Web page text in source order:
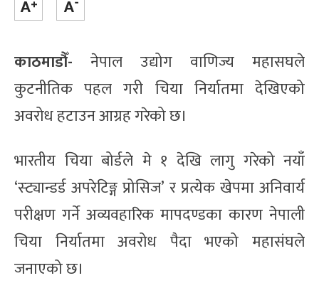
काठमाडौँ- नेपाल उद्योग वाणिज्य महास‌घले
कुटनीतिक पहल गरी चिया निर्यातमा देखिएको
अवरोध हटाउन आग्रह गरेको छ।
भारतीय चिया बोर्डले मे १ देखि लागु गरेको नयाँ
‘स्ट्यान्डर्ड अपरेटिङ्ग प्रोसिज’ र प्रत्येक खेपमा अनिवार्य
परीक्षण गर्ने अव्यवहारिक मापदण्डका कारण नेपाली
चिया निर्यातमा अवरोध पैदा भएको महासंघले
जनाएको छ।